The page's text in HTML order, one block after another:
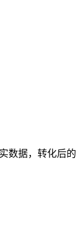
数据，转化后的